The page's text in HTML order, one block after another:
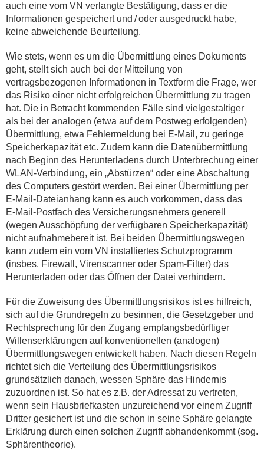
auch eine vom VN verlangte Bestätigung, dass er die
Informationen gespeichert und / oder ausgedruckt habe,
keine abweichende Beurteilung.
Wie stets, wenn es um die Übermittlung eines Dokuments
geht, stellt sich auch bei der Mitteilung von
vertragsbezogenen Informationen in Textform die Frage, wer
das Risiko einer nicht erfolgreichen Übermittlung zu tragen
hat. Die in Betracht kommenden Fälle sind vielgestaltiger
als bei der analogen (etwa auf dem Postweg erfolgenden)
Übermittlung, etwa Fehlermeldung bei E-Mail, zu geringe
Speicherkapazität etc. Zudem kann die Datenübermittlung
nach Beginn des Herunterladens durch Unterbrechung einer
WLAN-Verbindung, ein „Abstürzen“ oder eine Abschaltung
des Computers gestört werden. Bei einer Übermittlung per
E-Mail-Dateianhang kann es auch vorkommen, dass das
E-Mail-Postfach des Versicherungsnehmers generell
(wegen Ausschöpfung der verfügbaren Speicherkapazität)
nicht aufnahmebereit ist. Bei beiden Übermittlungswegen
kann zudem ein vom VN installiertes Schutzprogramm
(insbes. Firewall, Virenscanner oder Spam-Filter) das
Herunterladen oder das Öffnen der Datei verhindern.
Für die Zuweisung des Übermittlungsrisikos ist es hilfreich,
sich auf die Grundregeln zu besinnen, die Gesetzgeber und
Rechtsprechung für den Zugang empfangsbedürftiger
Willenserklärungen auf konventionellen (analogen)
Übermittlungswegen entwickelt haben. Nach diesen Regeln
richtet sich die Verteilung des Übermittlungsrisikos
grundsätzlich danach, wessen Sphäre das Hindernis
zuzuordnen ist. So hat es z.B. der Adressat zu vertreten,
wenn sein Hausbriefkasten unzureichend vor einem Zugriff
Dritter gesichert ist und die schon in seine Sphäre gelangte
Erklärung durch einen solchen Zugriff abhandenkommt (sog.
Sphärentheorie).